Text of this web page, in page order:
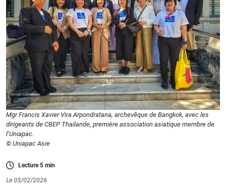
Mgr Francis Xavier Vira Arpondratana, archevêque de Bangkok, avec les
dirigeants de CBEP Thailande, première association asiatique membre de
l’Uniapac.
© Uniapac Asie
Lecture5 min
Le 03/02/2026